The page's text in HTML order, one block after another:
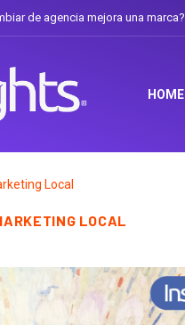
a EcuadorGabriela Herrera
HOME
Local
LOCAL